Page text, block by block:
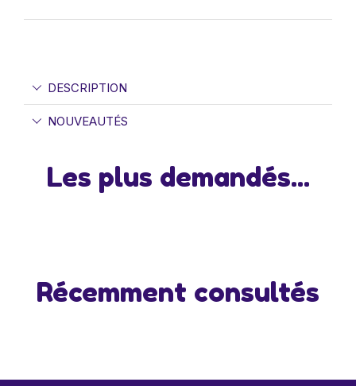
DESCRIPTION
NOUVEAUTÉS
Les plus demandés...
Récemment consultés